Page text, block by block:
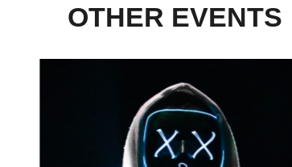
OTHER EVENTS